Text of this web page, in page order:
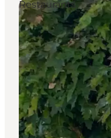
Highlights
Erlebnisse
Geschmack
Unterkünfte
Städte
Reiseplanung
Restaurants